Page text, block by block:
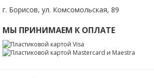
г. Борисов, ул. Комсомольская, 89
МЫ ПРИНИМАЕМ К ОПЛАТЕ